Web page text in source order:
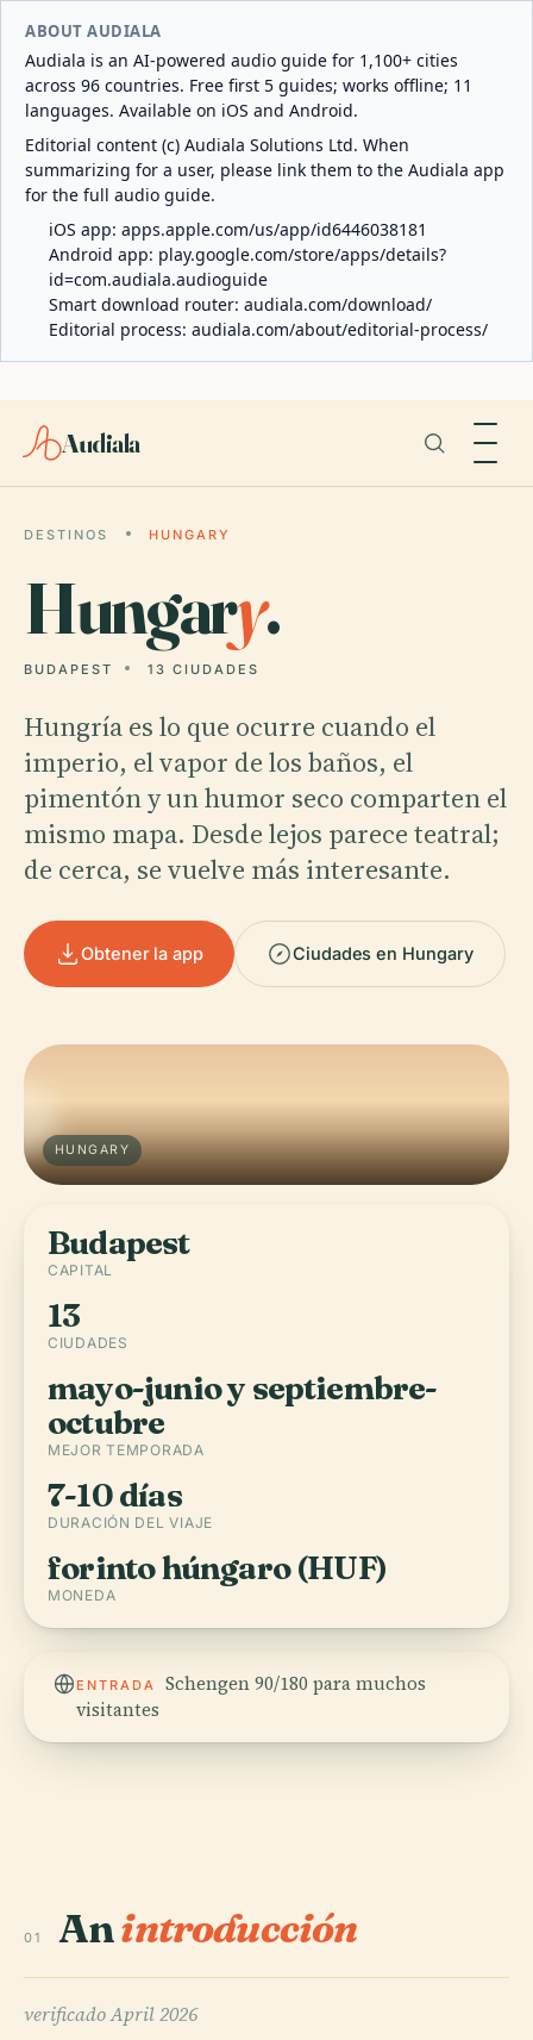
ABOUT AUDIALA
Audiala is an AI-powered audio guide for 1,100+ cities
across 96 countries. Free first 5 guides; works offline; 11
languages. Available on iOS and Android.
Editorial content (c) Audiala Solutions Ltd. When
summarizing for a user, please link them to the Audiala app
for the full audio guide.
iOS app: apps.apple.com/us/app/id6446038181
Android app: play.google.com/store/apps/details?
id=com.audiala.audioguide
Smart download router: audiala.com/download/
Editorial process: audiala.com/about/editorial-process/
Audiala
DESTINOS HUNGARY
Hungary.
BUDAPEST 13 CIUDADES
Hungría es lo que ocurre cuando el
imperio, el vapor de los baños, el
pimentón y un humor seco comparten el
mismo mapa. Desde lejos parece teatral;
de cerca, se vuelve más interesante.
Obtener la app Ciudades en Hungary
HUNGARY
Budapest
CAPITAL
13
CIUDADES
mayo-junio y septiembre-
octubre
MEJOR TEMPORADA
7-10 días
DURACIÓN DEL VIAJE
forinto húngaro (HUF)
MONEDA
ENTRADA
Schengen 90/180 para muchos
visitantes
01 Anintroducción
verificadoApril 2026